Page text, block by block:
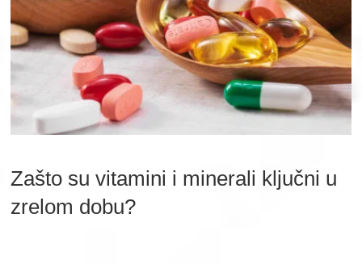
Zašto su vitamini i minerali ključni u
zrelom dobu?